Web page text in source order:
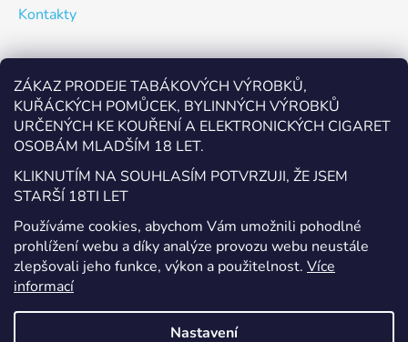
ZÁKAZ PRODEJE TABÁKOVÝCH VÝROBKŮ,
KUŘÁCKÝCH POMŮCEK, BYLINNÝCH VÝROBKŮ
URČENÝCH KE KOUŘENÍ A ELEKTRONICKÝCH CIGARET
OSOBÁM MLADŠÍM 18 LET.
KLIKNUTÍM NA SOUHLASÍM POTVRZUJI, ŽE JSEM
STARŠÍ 18TI LET
Používáme cookies, abychom Vám umožnili pohodlné
prohlížení webu a díky analýze provozu webu neustále
zlepšovali jeho funkce, výkon a použitelnost. Více
informací
Nastavení
Kontakty
Odebírat newsletter
Vložte svůj e-mail a my vám budeme zasílat informace o
nových produktech na našem e-shopu.
E-mail
Vložením e-mailu souhlasíte s
podmínkami ochrany
osobních údajů
PŘIHLÁSIT SE